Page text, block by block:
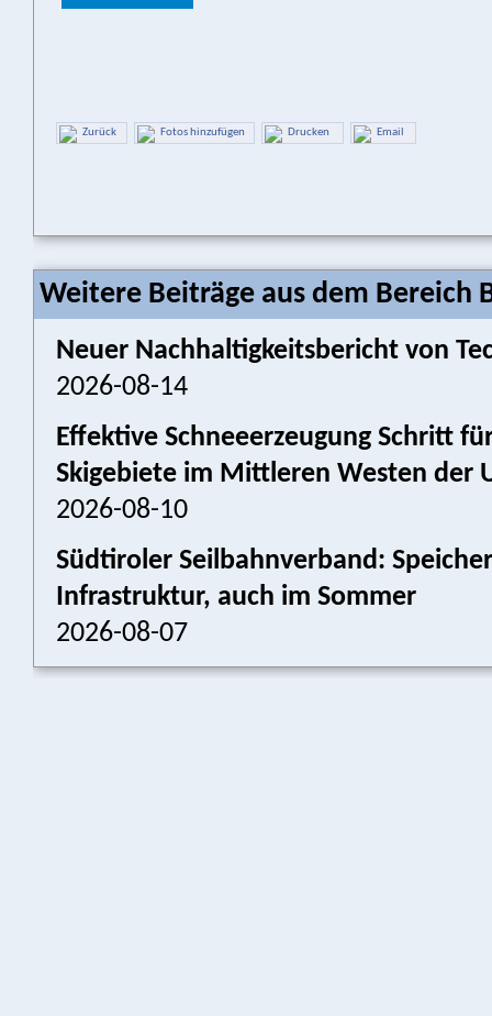
Zurück Fotos hinzufügen Drucken Email
Weitere Beiträge aus dem Bereich
Neuer Nachhaltigkeitsbericht von
2026-08-14
Effektive Schneeerzeugung Schritt
Skigebiete im Mittleren Westen der
2026-08-10
Südtiroler Seilbahnverband:
Infrastruktur, auch im Sommer
2026-08-07